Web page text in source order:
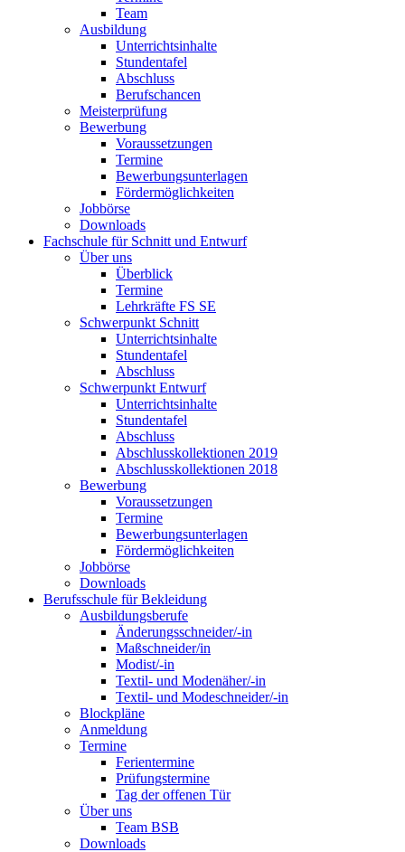
Team
Ausbildung
Unterrichtsinhalte
Stundentafel
Abschluss
Berufschancen
Meisterprüfung
Bewerbung
Voraussetzungen
Termine
Bewerbungsunterlagen
Fördermöglichkeiten
Jobbörse
Downloads
Fachschule für Schnitt und Entwurf
Über uns
Überblick
Termine
Lehrkräfte FS SE
Schwerpunkt Schnitt
Unterrichtsinhalte
Stundentafel
Abschluss
Schwerpunkt Entwurf
Unterrichtsinhalte
Stundentafel
Abschluss
Abschlusskollektionen 2019
Abschlusskollektionen 2018
Bewerbung
Voraussetzungen
Termine
Bewerbungsunterlagen
Fördermöglichkeiten
Jobbörse
Downloads
Berufsschule für Bekleidung
Ausbildungsberufe
Änderungsschneider/-in
Maßschneider/in
Modist/-in
Textil- und Modenäher/-in
Textil- und Modeschneider/-in
Blockpläne
Anmeldung
Termine
Ferientermine
Prüfungstermine
Tag der offenen Tür
Über uns
Team BSB
Downloads